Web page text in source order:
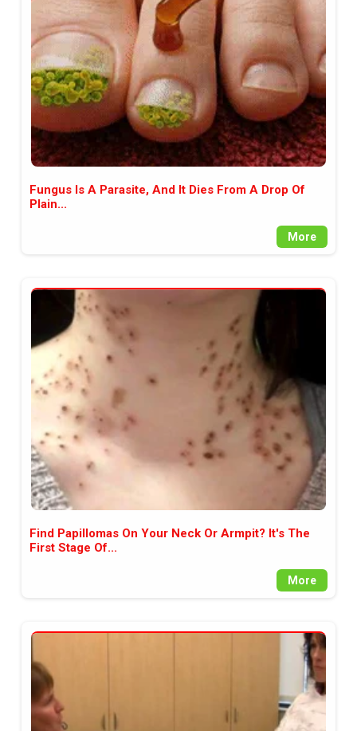
аудитория, затова държим на
прозрачност и коректност от
наша страна. Поднасяме ви
новините такива, каквито са. В
пълния си потенциал.
Fungus Is A Parasite, And It Dies From A Drop Of
Plain...
More
Find Papillomas On Your Neck Or Armpit? It's The
First Stage Of...
More